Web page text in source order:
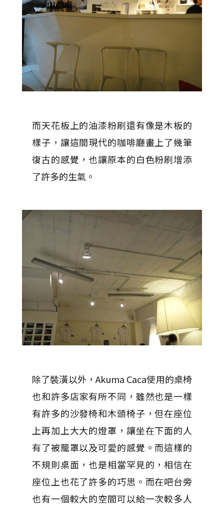
而天花板上的油漆粉刷還有像是木板的
樣子，讓這間現代的咖啡廳畫上了幾筆
復古的感覺，也讓原本的白色粉刷增添
了許多的生氣。
除了裝潢以外，Akuma Caca使用的桌椅
也和許多店家有所不同，雖然也是一樣
有許多的沙發椅和木頭椅子，但在座位
上再加上大大的燈罩，讓坐在下面的人
有了被籠罩以及可愛的感覺。而這樣的
不規則桌面，也是相當罕見的，相信在
座位上也花了許多的巧思。而在吧台旁
也有一個較大的空間可以給一次較多人